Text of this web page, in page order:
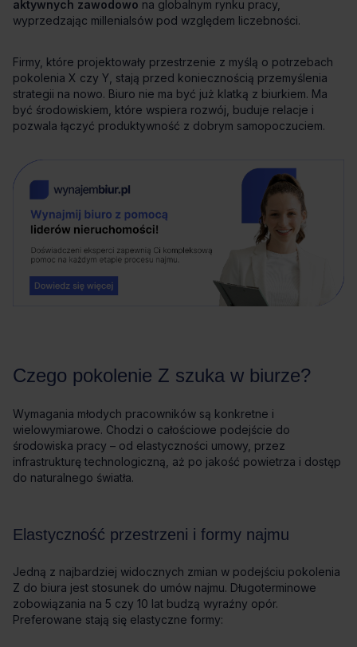
aktywnych zawodowo